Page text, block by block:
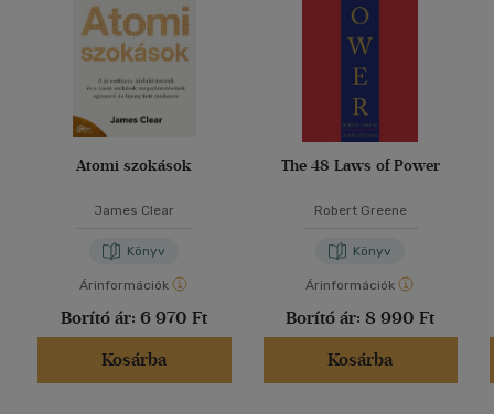
Atomi szokások
James Clear
Könyv
Árinformációk
Borító ár: 6 970 Ft
Kosárba
The 48 Laws of Power
Robert Greene
Könyv
Árinformációk
Borító ár: 8 990 Ft
Kosárba